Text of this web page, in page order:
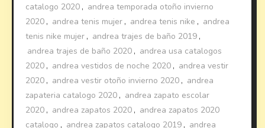
catalogo 2020 , andrea temporada otoño invierno
2020 , andrea tenis mujer , andrea tenis nike , andrea
tenis nike mujer , andrea trajes de baño 2019 ,
andrea trajes de baño 2020 , andrea usa catalogos
2020 , andrea vestidos de noche 2020 , andrea vestir
2020 , andrea vestir otoño invierno 2020 , andrea
zapateria catalogo 2020 , andrea zapato escolar
2020 , andrea zapatos 2020 , andrea zapatos 2020
catalogo , andrea zapatos catalogo 2019 , andrea